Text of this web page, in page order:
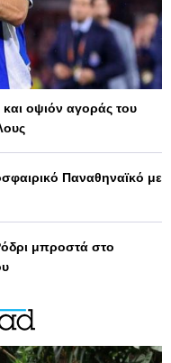
οψιόν αγοράς του
Παναθηναϊκό με
μπροστά στο